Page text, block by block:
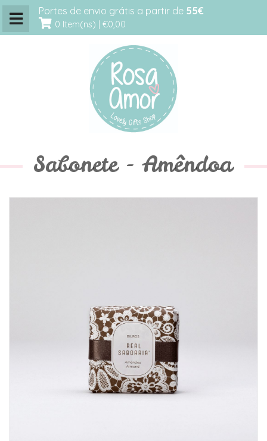
Portes de envio grátis a partir de 55€
0 Item(ns) | €0,00
Sabonete - Amêndoa